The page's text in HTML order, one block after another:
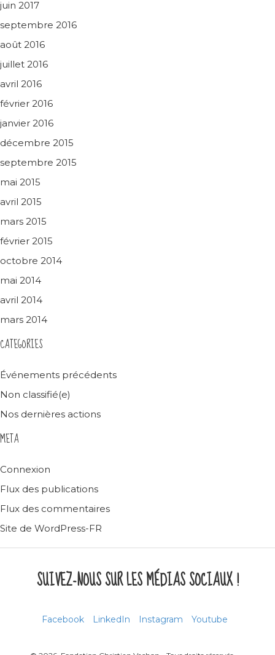
juin 2017
septembre 2016
août 2016
juillet 2016
avril 2016
février 2016
janvier 2016
décembre 2015
septembre 2015
mai 2015
avril 2015
mars 2015
février 2015
octobre 2014
mai 2014
avril 2014
mars 2014
CATEGORIES
Événements précédents
Non classifié(e)
Nos dernières actions
META
Connexion
Flux des publications
Flux des commentaires
Site de WordPress-FR
SUIVEZ-NOUS SUR LES MÉDIAS SOCIAUX !
Facebook LinkedIn Instagram Youtube